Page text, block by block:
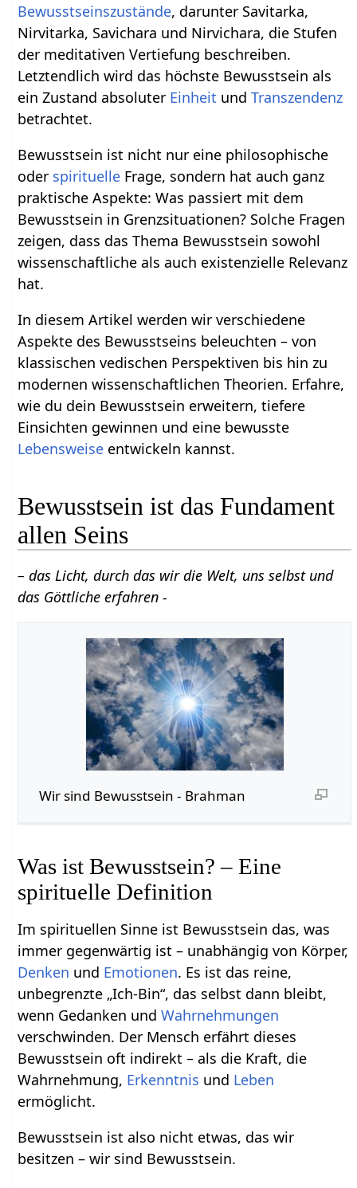
Bewusstseinszustände, darunter Savitarka,
Nirvitarka, Savichara und Nirvichara, die Stufen
der meditativen Vertiefung beschreiben.
Letztendlich wird das höchste Bewusstsein als
ein Zustand absoluter Einheit undTranszendenz
betrachtet.
Bewusstsein ist nicht nur eine philosophische
oder spirituelle Frage, sondern hat auch ganz
praktische Aspekte: Was passiert mit dem
Bewusstsein in Grenzsituationen? Solche Fragen
zeigen, dass das Thema Bewusstsein sowohl
wissenschaftliche als auch existenzielle Relevanz
hat.
In diesem Artikel werden wir verschiedene
Aspekte des Bewusstseins beleuchten – von
klassischen vedischen Perspektiven bis hin zu
modernen wissenschaftlichen Theorien. Erfahre,
wie du dein Bewusstsein erweitern, tiefere
Einsichten gewinnen und eine bewusste
Lebensweise entwickeln kannst.
Bewusstsein ist das Fundament
allen Seins
– das Licht, durch das wir die Welt, uns selbst und
das Göttliche erfahren -
Wir sind Bewusstsein - Brahman
Was ist Bewusstsein? – Eine
spirituelle Definition
Im spirituellen Sinne ist Bewusstsein das, was
immer gegenwärtig ist – unabhängig von Körper,
Denken und Emotionen. Es ist das reine,
unbegrenzte „Ich-Bin“, das selbst dann bleibt,
wenn Gedanken undWahrnehmungen
verschwinden. Der Mensch erfährt dieses
Bewusstsein oft indirekt – als die Kraft, die
Wahrnehmung, Erkenntnis und Leben
ermöglicht.
Bewusstsein ist also nicht etwas, das wir
besitzen – wir sind Bewusstsein.